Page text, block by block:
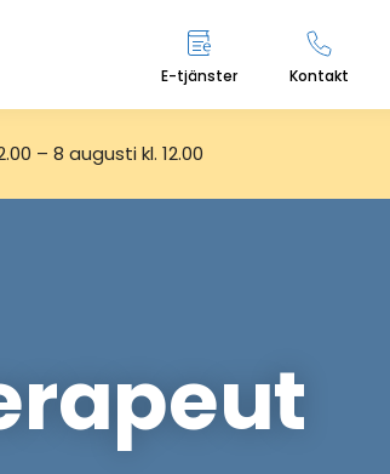
E-tjänster Kontakt
– 8 augusti kl. 12.00